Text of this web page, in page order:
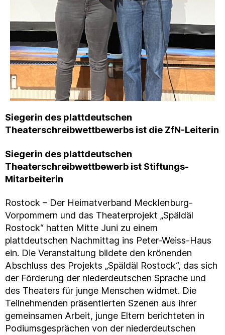
Siegerin des plattdeutschen
Theaterschreibwettbewerbs ist die ZfN-Leiterin
Siegerin des plattdeutschen
Theaterschreibwettbewerb ist Stiftungs-
Mitarbeiterin
Rostock – Der Heimatverband Mecklenburg-
Vorpommern und das Theaterprojekt „Späldäl
Rostock“ hatten Mitte Juni zu einem
plattdeutschen Nachmittag ins Peter-Weiss-Haus
ein. Die Veranstaltung bildete den krönenden
Abschluss des Projekts „Späldäl Rostock“, das sich
der Förderung der niederdeutschen Sprache und
des Theaters für junge Menschen widmet. Die
Teilnehmenden präsentierten Szenen aus ihrer
gemeinsamen Arbeit, junge Eltern berichteten in
Podiumsgesprächen von der niederdeutschen